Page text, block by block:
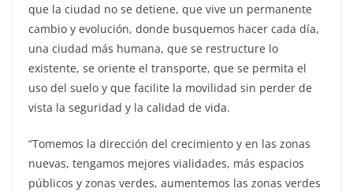
que la ciudad no se detiene, que vive un permanente
cambio y evolución, donde busquemos hacer cada día,
una ciudad más humana, que se restructure lo
existente, se oriente el transporte, que se permita el
uso del suelo y que facilite la movilidad sin perder de
vista la seguridad y la calidad de vida.
“Tomemos la dirección del crecimiento y en las zonas
nuevas, tengamos mejores vialidades, más espacios
públicos y zonas verdes, aumentemos las zonas verdes